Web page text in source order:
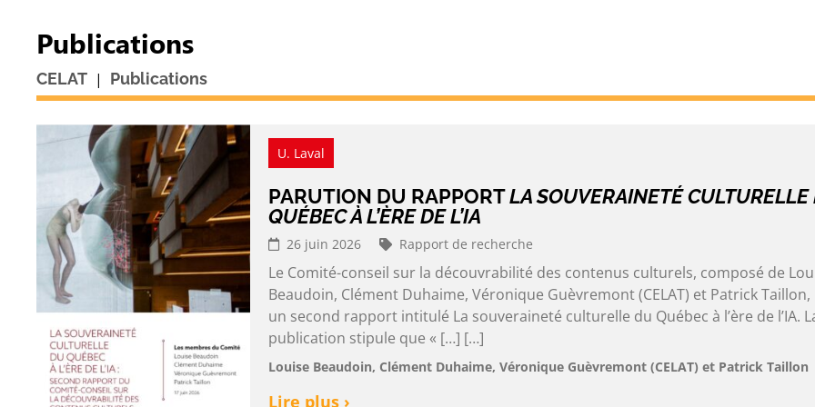
Publications
CELAT | Publications
U. Laval
PARUTION DU RAPPORTLA SOUVERAINETÉ CULTURELLE
QUÉBEC À L’ÈRE DE L’IA
26 juin 2026 Rapport de recherche
Le Comité-conseil sur la découvrabilité des contenus culturels, composé de
Beaudoin, Clément Duhaime, Véronique Guèvremont (CELAT) et Patrick
un second rapport intitulé La souveraineté culturelle du Québec à l’ère de l’IA.
publication stipule que « […] […]
Louise Beaudoin, Clément Duhaime, Véronique Guèvremont (CELAT) et Patrick Taillon
Lire plus ›